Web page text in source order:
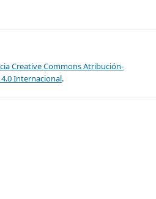
Creative Commons Atribución-
Internacional.